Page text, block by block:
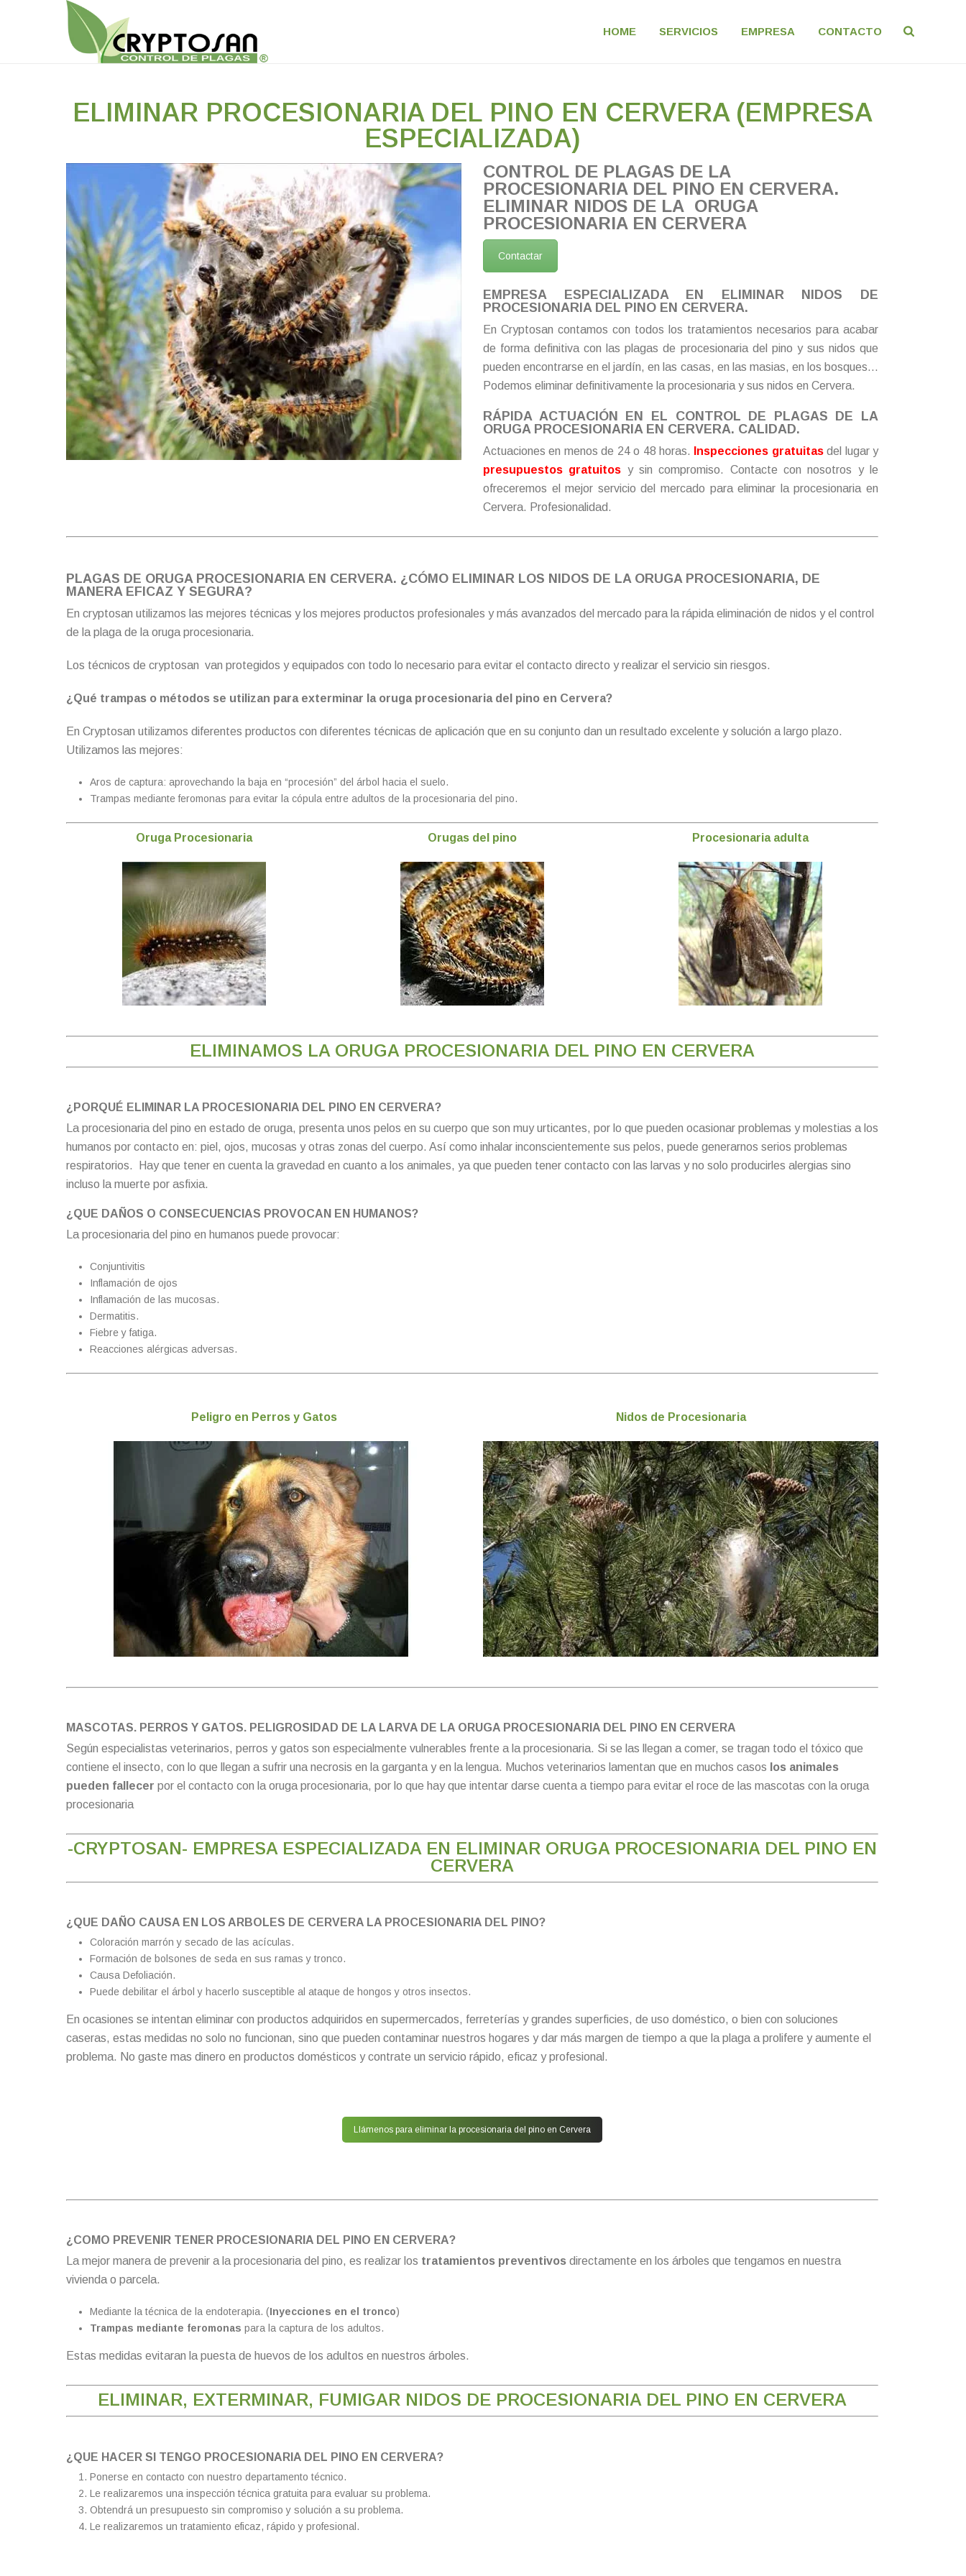
HOME SERVICIOS EMPRESA CONTACTO
ELIMINAR PROCESIONARIA DEL PINO EN CERVERA (EMPRESA
ESPECIALIZADA)
CONTROL DE PLAGAS DE LA
PROCESIONARIA DEL PINO EN CERVERA.
ELIMINAR NIDOS DE LA ORUGA
PROCESIONARIA EN CERVERA
Contactar
EMPRESA ESPECIALIZADA EN ELIMINAR NIDOS DE
PROCESIONARIA DEL PINO EN CERVERA.
En Cryptosan contamos con todos los tratamientos necesarios para acabar
de forma definitiva con las plagas de procesionaria del pino y sus nidos que
pueden encontrarse en el jardín, en las casas, en las masias, en los bosques…
Podemos eliminar definitivamente la procesionaria y sus nidos en Cervera.
RÁPIDA ACTUACIÓN EN EL CONTROL DE PLAGAS DE LA
ORUGA PROCESIONARIA EN CERVERA. CALIDAD.
Actuaciones en menos de 24 o 48 horas. Inspecciones gratuitasdel lugar y
presupuestos gratuitos y sin compromiso. Contacte con nosotros y le
ofreceremos el mejor servicio del mercado para eliminar la procesionaria en
Cervera. Profesionalidad.
PLAGAS DE ORUGA PROCESIONARIA EN CERVERA. ¿CÓMO ELIMINAR LOS NIDOS DE LA ORUGA PROCESIONARIA, DE
MANERA EFICAZ Y SEGURA?
En cryptosan utilizamos las mejores técnicas y los mejores productos profesionales y más avanzados del mercado para la rápida eliminación de nidos y el control
de la plaga de la oruga procesionaria.
Los técnicos de cryptosan van protegidos y equipados con todo lo necesario para evitar el contacto directo y realizar el servicio sin riesgos.
¿Qué trampas o métodos se utilizan para exterminar la oruga procesionaria del pino en Cervera?
En Cryptosan utilizamos diferentes productos con diferentes técnicas de aplicación que en su conjunto dan un resultado excelente y solución a largo plazo.
Utilizamos las mejores:
Aros de captura: aprovechando la baja en “procesión” del árbol hacia el suelo.
Trampas mediante feromonas para evitar la cópula entre adultos de la procesionaria del pino.
Oruga Procesionaria Orugas del pino Procesionaria adulta
ELIMINAMOS LA ORUGA PROCESIONARIA DEL PINO EN CERVERA
¿PORQUÉ ELIMINAR LA PROCESIONARIA DEL PINO EN CERVERA?
La procesionaria del pino en estado de oruga, presenta unos pelos en su cuerpo que son muy urticantes, por lo que pueden ocasionar problemas y molestias a los
humanos por contacto en: piel, ojos, mucosas y otras zonas del cuerpo. Así como inhalar inconscientemente sus pelos, puede generarnos serios problemas
respiratorios. Hay que tener en cuenta la gravedad en cuanto a los animales, ya que pueden tener contacto con las larvas y no solo producirles alergias sino
incluso la muerte por asfixia.
¿QUE DAÑOS O CONSECUENCIAS PROVOCAN EN HUMANOS?
La procesionaria del pino en humanos puede provocar:
Conjuntivitis
Inflamación de ojos
Inflamación de las mucosas.
Dermatitis.
Fiebre y fatiga.
Reacciones alérgicas adversas.
Peligro en Perros y Gatos Nidos de Procesionaria
MASCOTAS. PERROS Y GATOS. PELIGROSIDAD DE LA LARVA DE LA ORUGA PROCESIONARIA DEL PINO EN CERVERA
Según especialistas veterinarios, perros y gatos son especialmente vulnerables frente a la procesionaria. Si se las llegan a comer, se tragan todo el tóxico que
contiene el insecto, con lo que llegan a sufrir una necrosis en la garganta y en la lengua. Muchos veterinarios lamentan que en muchos casos los animales
pueden fallecer por el contacto con la oruga procesionaria, por lo que hay que intentar darse cuenta a tiempo para evitar el roce de las mascotas con la oruga
procesionaria
-CRYPTOSAN- EMPRESA ESPECIALIZADA EN ELIMINAR ORUGA PROCESIONARIA DEL PINO EN
CERVERA
¿QUE DAÑO CAUSA EN LOS ARBOLES DE CERVERA LA PROCESIONARIA DEL PINO?
Coloración marrón y secado de las acículas.
Formación de bolsones de seda en sus ramas y tronco.
Causa Defoliación.
Puede debilitar el árbol y hacerlo susceptible al ataque de hongos y otros insectos.
En ocasiones se intentan eliminar con productos adquiridos en supermercados, ferreterías y grandes superficies, de uso doméstico, o bien con soluciones
caseras, estas medidas no solo no funcionan, sino que pueden contaminar nuestros hogares y dar más margen de tiempo a que la plaga a prolifere y aumente el
problema. No gaste mas dinero en productos domésticos y contrate un servicio rápido, eficaz y profesional.
Llámenos para eliminar la procesionaria del pino en Cervera
¿COMO PREVENIR TENER PROCESIONARIA DEL PINO EN CERVERA?
La mejor manera de prevenir a la procesionaria del pino, es realizar los tratamientos preventivos directamente en los árboles que tengamos en nuestra
vivienda o parcela.
Mediante la técnica de la endoterapia. (Inyecciones en el tronco)
Trampas mediante feromonas para la captura de los adultos.
Estas medidas evitaran la puesta de huevos de los adultos en nuestros árboles.
ELIMINAR, EXTERMINAR, FUMIGAR NIDOS DE PROCESIONARIA DEL PINO EN CERVERA
¿QUE HACER SI TENGO PROCESIONARIA DEL PINO EN CERVERA?
Ponerse en contacto con nuestro departamento técnico.
Le realizaremos una inspección técnica gratuita para evaluar su problema.
Obtendrá un presupuesto sin compromiso y solución a su problema.
Le realizaremos un tratamiento eficaz, rápido y profesional.